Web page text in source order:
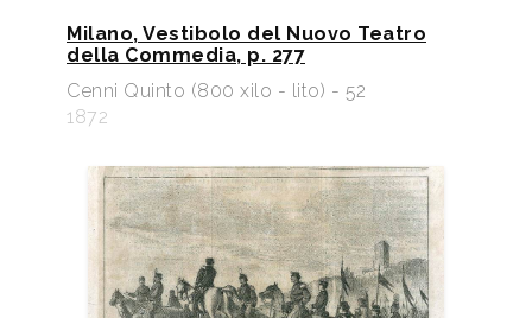
Milano, Vestibolo del Nuovo Teatro
della Commedia, p. 277
Cenni Quinto (800 xilo - lito) - 52
1872